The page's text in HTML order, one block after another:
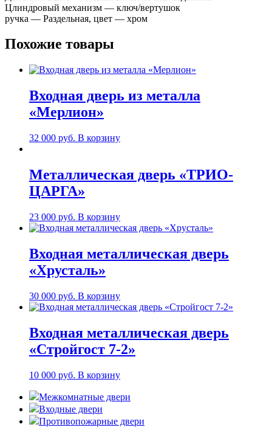
Цлиндровый механизм — ключ/вертушок
ручка — Раздельная, цвет — хром
Похожие товары
Входная дверь из металла
«Мерлион»
32 000 руб. В корзину
Металлическая дверь «ТРИО-
ЦАРГА»
23 000 руб. В корзину
Входная металлическая дверь
«Хрусталь»
30 000 руб. В корзину
Входная металлическая дверь
«Стройгост 7-2»
10 000 руб. В корзину
Межкомнатные двери
Входные двери
Противопожарные двери